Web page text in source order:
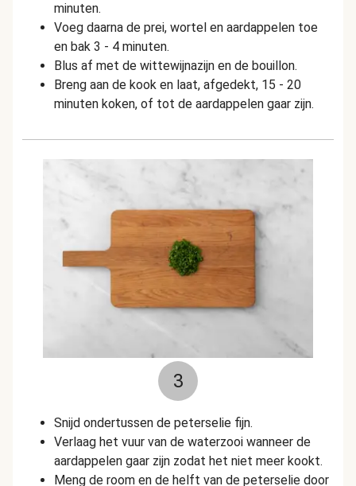
minuten.
Voeg daarna de prei, wortel en aardappelen toe
en bak 3 - 4 minuten.
Blus af met de wittewijnazijn en de bouillon.
Breng aan de kook en laat, afgedekt, 15 - 20
minuten koken, of tot de aardappelen gaar zijn.
3
Snijd ondertussen de peterselie fijn.
Verlaag het vuur van de waterzooi wanneer de
aardappelen gaar zijn zodat het niet meer kookt.
Meng de room en de helft van de peterselie door